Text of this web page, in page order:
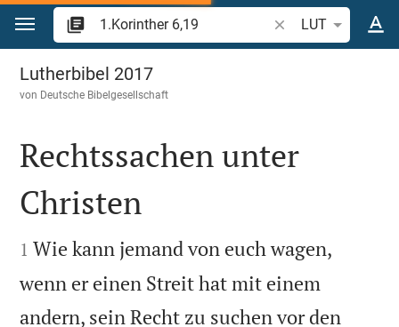
Zum Inhalt springen
Bibelstelle oder
LUT
1.Korinther 6
Lutherbibel 2017
von Deutsche Bibelgesellschaft

Rechtssachen unter
Christen

1 Wie kann jemand von euch wagen,
wenn er einen Streit hat mit einem
andern, sein Recht zu suchen vor den